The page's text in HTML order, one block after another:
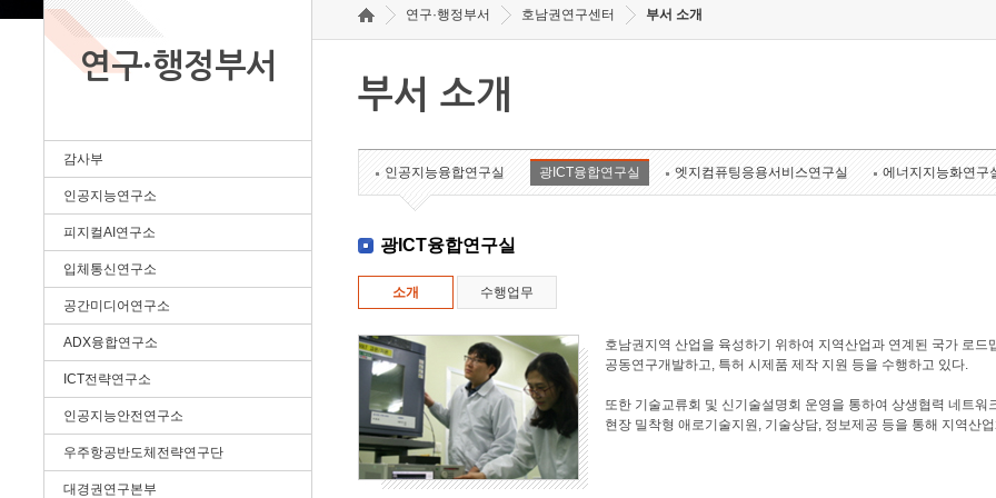
연구·행정부서
감사부
인공지능연구소
피지컬AI연구소
입체통신연구소
공간미디어연구소
ADX융합연구소
ICT전략연구소
인공지능안전연구소
우주항공반도체전략연구단
대경권연구본부
연구·행정부서 호남권연구센터 부서 소개
부서 소개
인공지능융합연구실 광ICT융합연구실 엣지컴퓨팅응용서비스연구실 에너지지능화연구
광ICT융합연구실
소개 수행업무
호남권지역 산업을 육성하기 위하여 지역산업과 연계된 국가 로
공동연구개발하고, 특허 시제품 제작 지원 등을 수행하고 있다.
또한 기술교류회 및 신기술설명회 운영을 통하여 상생협력 네트
현장 밀착형 애로기술지원, 기술상담, 정보제공 등을 통해 지역산